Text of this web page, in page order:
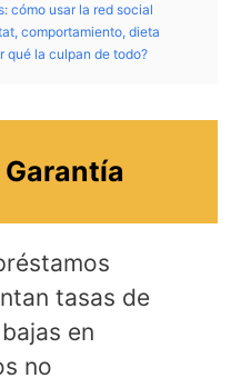
cómo usar la red social
comportamiento, dieta
qué la culpan de todo?
tasas de
en
no